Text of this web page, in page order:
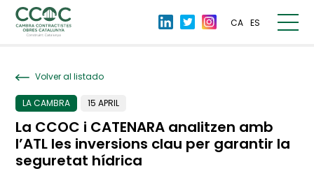
CA ES
Volver al listado
LA CAMBRA 15 APRIL
La CCOC i CATENARA analitzen amb
l’ATL les inversions clau per garantir la
seguretat hídrica